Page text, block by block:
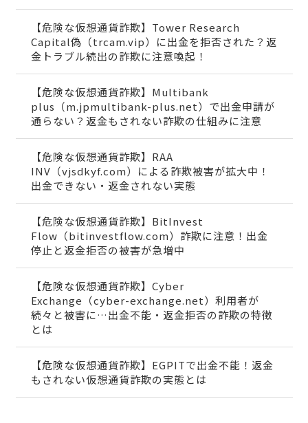
【危険な仮想通貨詐欺】Tower Research
Capital偽（trcam.vip）に出金を拒否された？返
金トラブル続出の詐欺に注意喚起！
【危険な仮想通貨詐欺】Multibank
plus（m.jpmultibank-plus.net）で出金申請が
通らない？返金もされない詐欺の仕組みに注意
【危険な仮想通貨詐欺】RAA
INV（vjsdkyf.com）による詐欺被害が拡大中！
出金できない・返金されない実態
【危険な仮想通貨詐欺】BitInvest
Flow（bitinvestflow.com）詐欺に注意！出金
停止と返金拒否の被害が急増中
【危険な仮想通貨詐欺】Cyber
Exchange（cyber-exchange.net）利用者が
続々と被害に…出金不能・返金拒否の詐欺の特徴
とは
【危険な仮想通貨詐欺】EGPITで出金不能！返金
もされない仮想通貨詐欺の実態とは